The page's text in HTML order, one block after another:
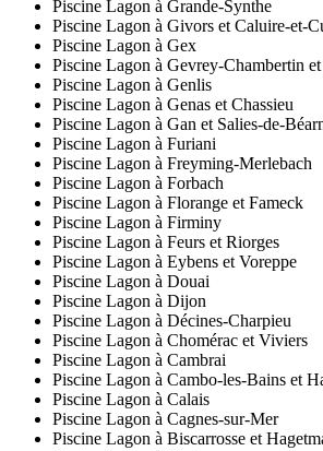
Piscine Lagon à Grande-Synthe
Piscine Lagon à Givors et Caluire-et-
Piscine Lagon à Gex
Piscine Lagon à Gevrey-Chambertin
Piscine Lagon à Genlis
Piscine Lagon à Genas et Chassieu
Piscine Lagon à Gan et Salies-de-
Piscine Lagon à Furiani
Piscine Lagon à Freyming-Merlebach
Piscine Lagon à Forbach
Piscine Lagon à Florange et Fameck
Piscine Lagon à Firminy
Piscine Lagon à Feurs et Riorges
Piscine Lagon à Eybens et Voreppe
Piscine Lagon à Douai
Piscine Lagon à Dijon
Piscine Lagon à Décines-Charpieu
Piscine Lagon à Chomérac et Viviers
Piscine Lagon à Cambrai
Piscine Lagon à Cambo-les-Bains et
Piscine Lagon à Calais
Piscine Lagon à Cagnes-sur-Mer
Piscine Lagon à Biscarrosse et